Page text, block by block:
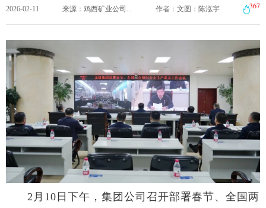
2026-02-11 来源：鸡西矿业公司... 作者：文图：陈泓宇 367
2月10日下午，集团公司召开部署春节、全国两